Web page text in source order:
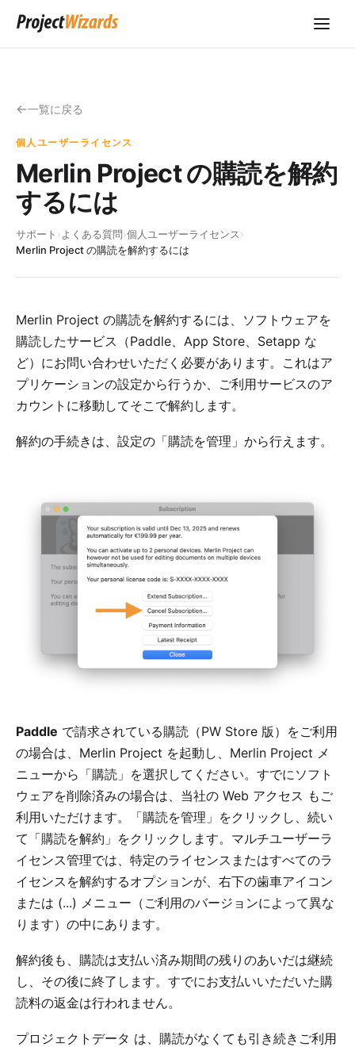
一覧に戻る
個人ユーザーライセンス
Merlin Project の購読を解約
するには
サポート › よくある質問›個人ユーザーライセンス›
Merlin Project の購読を解約するには
Merlin Project の購読を解約するには、ソフトウェアを
購読したサービス（Paddle、App Store、Setapp な
ど）にお問い合わせいただく必要があります。これはア
プリケーションの設定から行うか、ご利用サービスのア
カウントに移動してそこで解約します。
解約の手続きは、設定の「購読を管理」から行えます。
Paddle で請求されている購読（PW Store 版）をご利用
の場合は、Merlin Project を起動し、Merlin Project メ
ニューから「購読」を選択してください。すでにソフト
ウェアを削除済みの場合は、当社の Web アクセス もご
利用いただけます。「購読を管理」をクリックし、続い
て「購読を解約」をクリックします。マルチユーザーラ
イセンス管理では、特定のライセンスまたはすべてのラ
イセンスを解約するオプションが、右下の歯車アイコン
または (...) メニュー（ご利用のバージョンによって異な
ります）の中にあります。
解約後も、購読は支払い済み期間の残りのあいだは継続
し、その後に終了します。すでにお支払いいただいた購
読料の返金は行われません。
プロジェクトデータ は、購読がなくても引き続きご利用